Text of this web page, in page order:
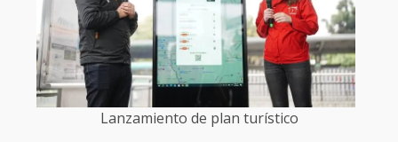
Lanzamiento de plan turístico